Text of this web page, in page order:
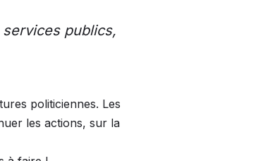
publics,
politiciennes. Les
les actions, sur la